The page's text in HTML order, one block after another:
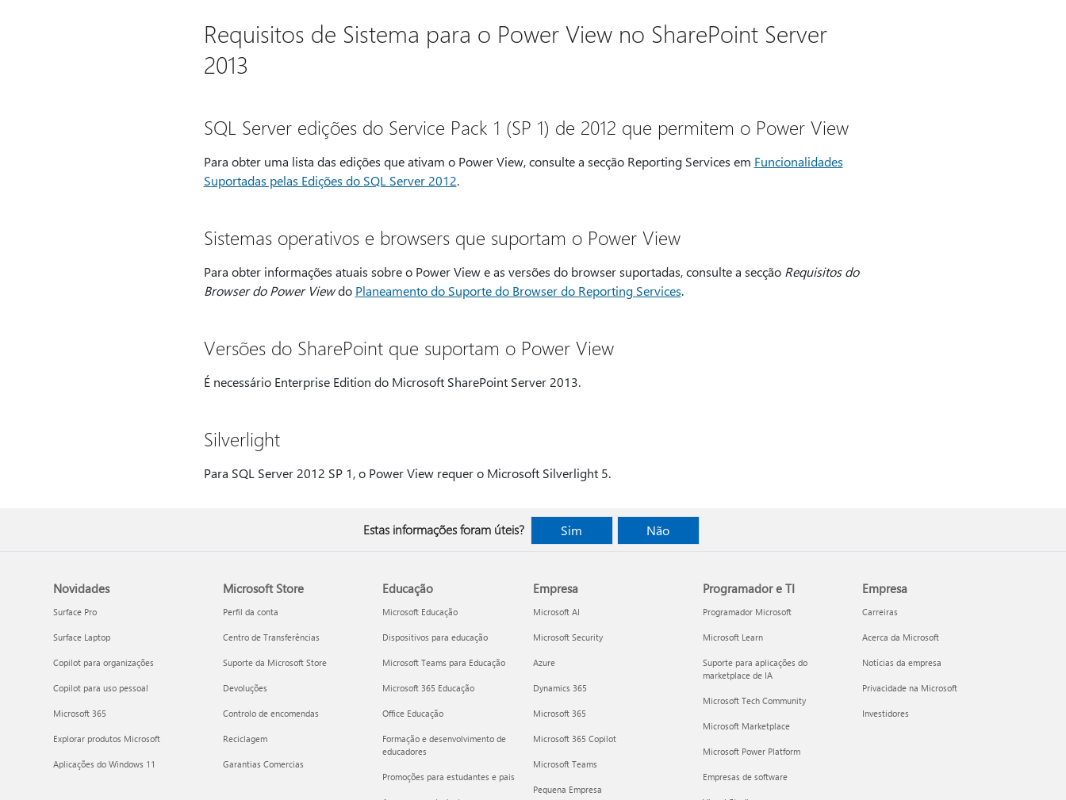
Requisitos de Sistema para o Power View no SharePoint Server
2013
SQL Server edições do Service Pack 1 (SP 1) de 2012 que permitem o Power View
Para obter uma lista das edições que ativam o Power View, consulte a secção Reporting Services em Funcionalidades
Suportadas pelas Edições do SQL Server 2012.
Sistemas operativos e browsers que suportam o Power View
Para obter informações atuais sobre o Power View e as versões do browser suportadas, consulte a secção Requisitos do
Browser do Power Viewdo Planeamento do Suporte do Browser do Reporting Services.
Versões do SharePoint que suportam o Power View
É necessário Enterprise Edition do Microsoft SharePoint Server 2013.
Silverlight
Para SQL Server 2012 SP 1, o Power View requer o Microsoft Silverlight 5.
Estas informações foram úteis? Sim Não
Novidades
Surface Pro
Surface Laptop
Copilot para organizações
Copilot para uso pessoal
Microsoft 365
Explorar produtos Microsoft
Aplicações do Windows 11
Microsoft Store
Perfil da conta
Centro de Transferências
Suporte da Microsoft Store
Devoluções
Controlo de encomendas
Reciclagem
Garantias Comercias
Educação
Microsoft Educação
Dispositivos para educação
Microsoft Teams para Educação
Microsoft 365 Educação
Office Educação
Formação e desenvolvimento de
educadores
Promoções para estudantes e pais
Empresa
Microsoft AI
Microsoft Security
Azure
Dynamics 365
Microsoft 365
Microsoft 365 Copilot
Microsoft Teams
Pequena Empresa
Programador e TI
Programador Microsoft
Microsoft Learn
Suporte para aplicações do
marketplace de IA
Microsoft Tech Community
Microsoft Marketplace
Microsoft Power Platform
Empresas de software
Empresa
Carreiras
Acerca da Microsoft
Notícias da empresa
Privacidade na Microsoft
Investidores